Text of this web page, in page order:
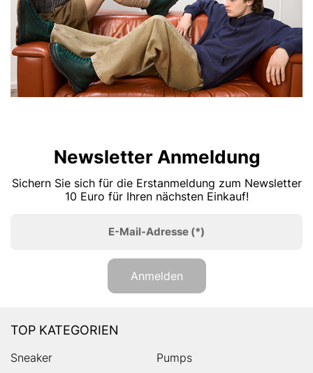
Newsletter Anmeldung
Sichern Sie sich für die Erstanmeldung zum Newsletter
10 Euro für Ihren nächsten Einkauf!
E-Mail-Adresse (*)
Anmelden
TOP KATEGORIEN
Sneaker
Pumps